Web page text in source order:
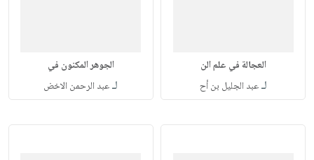
العجالة في علم الن
لـعبد الجليل بن أح
الجوهر المكنون في
لـعبد الرحمن الاخض